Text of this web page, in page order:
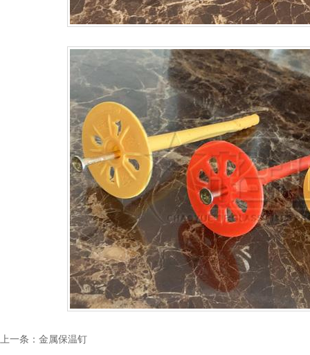
上一条： 金属保温钉